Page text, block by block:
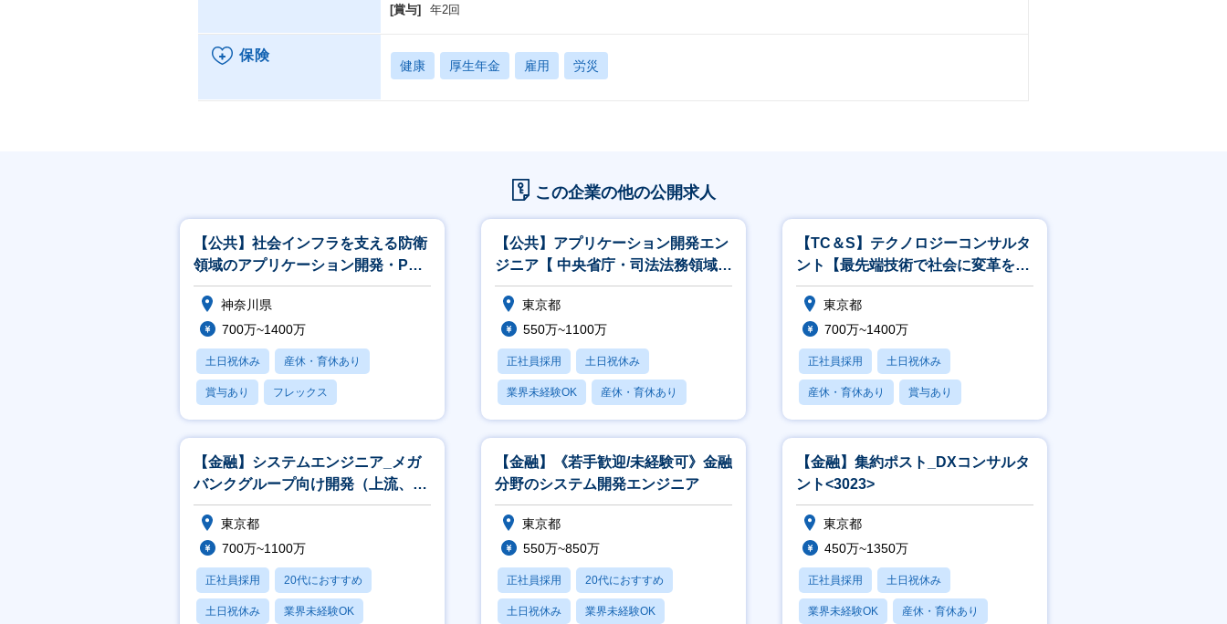
[賞与]
年2回
保険
健康 厚生年金 雇用 労災
この企業の他の公開求人
【公共】社会インフラを支える防衛
領域のアプリケーション開発・PM
／PL候補<488>
神奈川県
700万~1400万
土日祝休み 産休・育休あり
賞与あり フレックス
社宅・住宅補助
【公共】アプリケーション開発エン
ジニア【 中央省庁・司法法務領域】
<564>
東京都
550万~1100万
正社員採用 土日祝休み
業界未経験OK 産休・育休あり
賞与あり
【TC＆S】テクノロジーコンサルタ
ント【最先端技術で社会に変革を起
こすITコンサル】<244>
東京都
700万~1400万
正社員採用 土日祝休み
産休・育休あり 賞与あり
フレックス
【金融】システムエンジニア_メガ
バンクグループ向け開発（上流、開
発リーダ）担当
東京都
700万~1100万
正社員採用 20代におすすめ
土日祝休み 業界未経験OK
【金融】《若手歓迎/未経験可》金融
分野のシステム開発エンジニア
東京都
550万~850万
正社員採用 20代におすすめ
土日祝休み 業界未経験OK
【金融】集約ポスト_DXコンサルタ
ント<3023>
東京都
450万~1350万
正社員採用 土日祝休み
業界未経験OK 産休・育休あり